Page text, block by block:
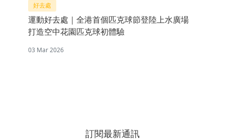
好去處
運動好去處｜全港首個匹克球節登陸上水廣場
打造空中花園匹克球初體驗
03 Mar 2026
訂閱最新通訊